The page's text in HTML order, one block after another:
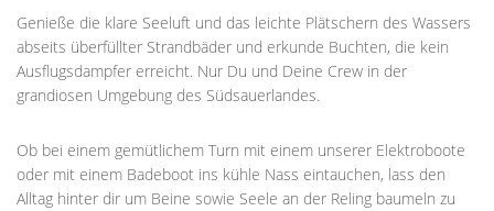
Genieße die klare Seeluft und das leichte Plätschern des Wassers
abseits überfüllter Strandbäder und erkunde Buchten, die kein
Ausflugsdampfer erreicht. Nur Du und Deine Crew in der
grandiosen Umgebung des Südsauerlandes.
Ob bei einem gemütlichem Turn mit einem unserer Elektroboote
oder mit einem Badeboot ins kühle Nass eintauchen, lass den
Alltag hinter dir um Beine sowie Seele an der Reling baumeln zu